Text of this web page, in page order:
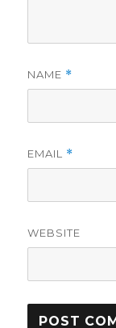
NAME *
EMAIL *
WEBSITE